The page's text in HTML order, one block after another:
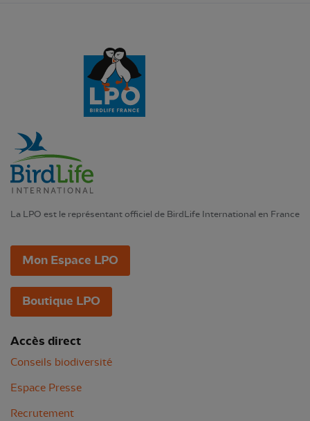
La LPO est le représentant officiel de BirdLife International en France
Mon Espace LPO
Boutique LPO
Accès direct
Conseils biodiversité
Espace Presse
Recrutement